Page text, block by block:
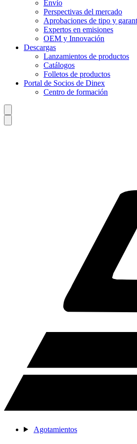
Envío
Perspectivas del mercado
Aprobaciones de tipo y
Expertos en emisiones
OEM y Innovación
Descargas
Lanzamientos de productos
Catálogos
Folletos de productos
Portal de Socios de Dinex
Centro de formación
Agotamientos